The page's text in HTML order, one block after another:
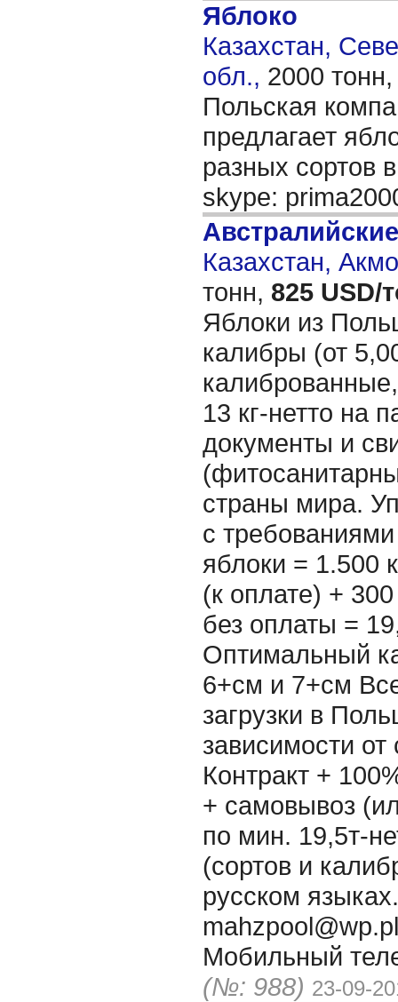
Яблоко
Казахстан,
обл., 2000
Польская
предлагает
разных сортов
skype:
Казахстан,
тонн, 825 USD/
Яблоки из
калибры (от
13 кг-нетто на
документы и
страны мира.
с
яблоки = 1.500
(к оплате) +
без оплаты =
Оптимальный
6+см и 7+см
загрузки в
зависимости
Контракт +
+ самовывоз
по мин. 19,5т-
(сортов и
русском
Мобильный
(№: 988) 23-09-